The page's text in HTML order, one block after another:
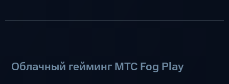
Облачный гейминг МТС Fog Play